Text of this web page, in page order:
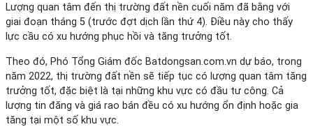
Lượng quan tâm đến thị trường đất nền cuối năm đã bằng với
giai đoạn tháng 5 (trước đợt dịch lần thứ 4). Điều này cho thấy
lực cầu có xu hướng phục hồi và tăng trưởng tốt.
Theo đó, Phó Tổng Giám đốc Batdongsan.com.vn dự báo, trong
năm 2022, thị trường đất nền sẽ tiếp tục có lượng quan tâm tăng
trưởng tốt, đặc biệt là tại những khu vực có đầu tư công. Cả
lượng tin đăng và giá rao bán đều có xu hướng ổn định hoặc gia
tăng tại một số khu vực.